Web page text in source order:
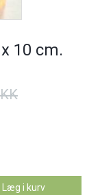
10 cm.
Læg i kurv